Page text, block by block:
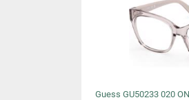
Guess GU50233 020